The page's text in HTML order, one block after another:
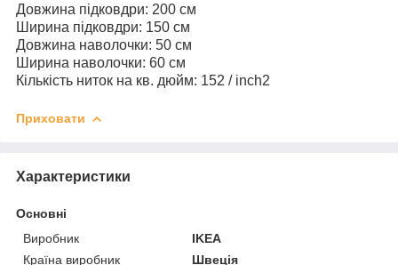
Довжина підковдри: 200 см
Ширина підковдри: 150 см
Довжина наволочки: 50 см
Ширина наволочки: 60 см
Кількість ниток на кв. дюйм: 152 / inch2
Приховати
Характеристики
Основні
Виробник
IKEA
Країна виробник
Швеція